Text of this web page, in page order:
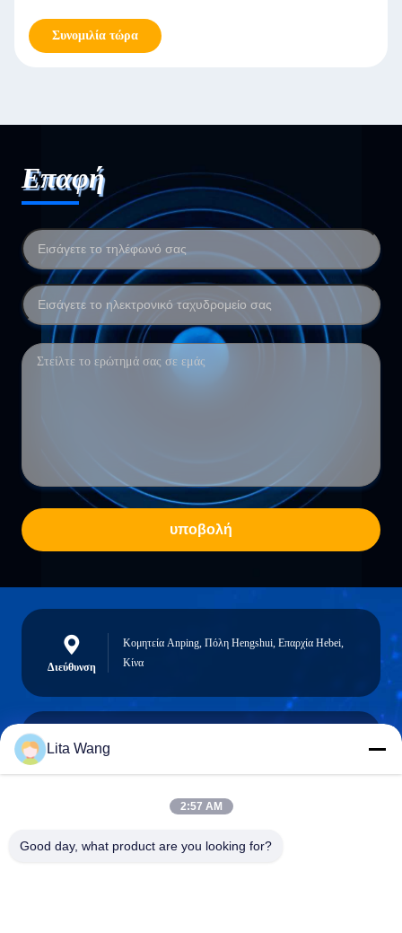
Συνομιλία τώρα
Επαφή
υποβολή
Διεύθυνση
Κομητεία Anping, Πόλη Hengshui, Επαρχία Hebei,
Κίνα
Lita Wang
2:57 AM
Good day, what product are you looking for?